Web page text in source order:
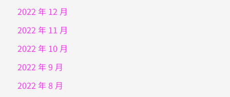
2022 年 12 月
2022 年 11 月
2022 年 10 月
2022 年 9 月
2022 年 8 月